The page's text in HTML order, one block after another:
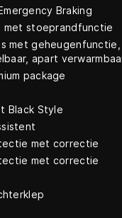
Braking
met stoeprandfunctie
met
apart
package
Black Style
met correctie
met correctie